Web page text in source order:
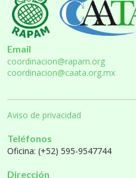
Email
coordinacion@rapam.org
coordinacion@caata.org.mx
Aviso de privacidad
Teléfonos
Oficina: (+52) 595-9547744
Dirección